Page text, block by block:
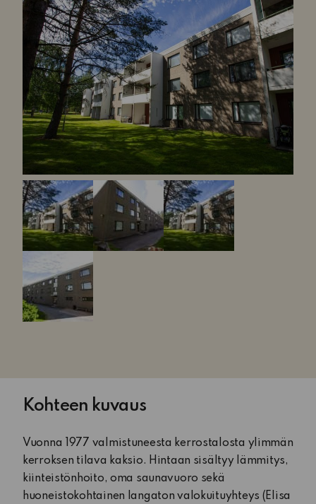
Kohteen kuvaus
Vuonna 1977 valmistuneesta kerrostalosta ylimmän
kerroksen tilava kaksio. Hintaan sisältyy lämmitys,
kiinteistönhoito, oma saunavuoro sekä
huoneistokohtainen langaton valokuituyhteys (Elisa